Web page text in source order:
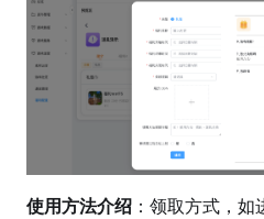
使用方法介绍 ：领取方式，